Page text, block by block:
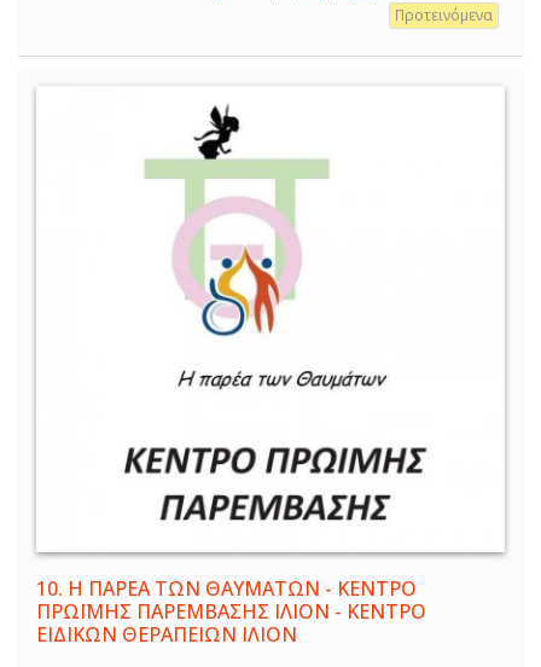
Προτεινόμενα
10. Η ΠΑΡΕΑ ΤΩΝ ΘΑΥΜΑΤΩΝ - ΚΕΝΤΡΟ
ΠΡΩΪΜΗΣ ΠΑΡΕΜΒΑΣΗΣ ΙΛΙΟΝ - ΚΕΝΤΡΟ
ΕΙΔΙΚΩΝ ΘΕΡΑΠΕΙΩΝ ΙΛΙΟΝ